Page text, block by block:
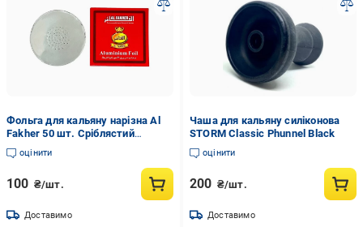
Фольга для кальяну нарізна Al
Fakher 50 шт. Сріблястий
(2736823103)
оцінити
100 ₴/шт.
Доставимо
Чаша для кальяну силіконова
STORM Classic Phunnel Black
оцінити
200 ₴/шт.
Доставимо